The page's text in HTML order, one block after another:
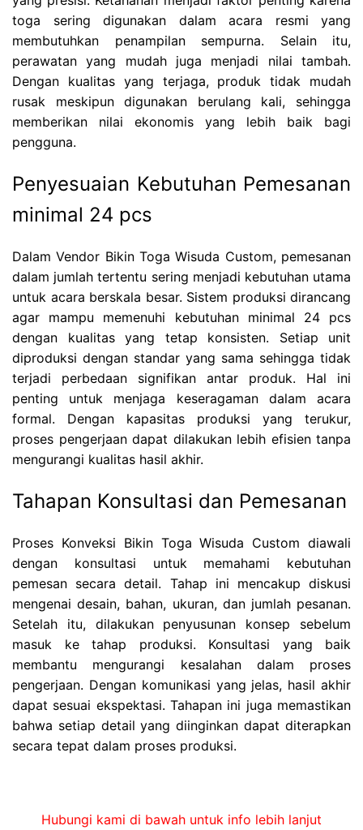
toga sering digunakan dalam acara resmi yang
membutuhkan penampilan sempurna. Selain itu,
perawatan yang mudah juga menjadi nilai tambah.
Dengan kualitas yang terjaga, produk tidak mudah
rusak meskipun digunakan berulang kali, sehingga
memberikan nilai ekonomis yang lebih baik bagi
pengguna.
Penyesuaian Kebutuhan Pemesanan
minimal 24 pcs
Dalam Vendor Bikin Toga Wisuda Custom, pemesanan
dalam jumlah tertentu sering menjadi kebutuhan utama
untuk acara berskala besar. Sistem produksi dirancang
agar mampu memenuhi kebutuhan minimal 24 pcs
dengan kualitas yang tetap konsisten. Setiap unit
diproduksi dengan standar yang sama sehingga tidak
terjadi perbedaan signifikan antar produk. Hal ini
penting untuk menjaga keseragaman dalam acara
formal. Dengan kapasitas produksi yang terukur,
proses pengerjaan dapat dilakukan lebih efisien tanpa
mengurangi kualitas hasil akhir.
Tahapan Konsultasi dan Pemesanan
Proses Konveksi Bikin Toga Wisuda Custom diawali
dengan konsultasi untuk memahami kebutuhan
pemesan secara detail. Tahap ini mencakup diskusi
mengenai desain, bahan, ukuran, dan jumlah pesanan.
Setelah itu, dilakukan penyusunan konsep sebelum
masuk ke tahap produksi. Konsultasi yang baik
membantu mengurangi kesalahan dalam proses
pengerjaan. Dengan komunikasi yang jelas, hasil akhir
dapat sesuai ekspektasi. Tahapan ini juga memastikan
bahwa setiap detail yang diinginkan dapat diterapkan
secara tepat dalam proses produksi.
Hubungi kami di bawah untuk info lebih lanjut